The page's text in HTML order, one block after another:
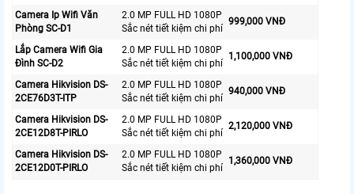
Camera Ip Wifi Văn
Phòng SC-D1
2.0 MP FULL HD 1080P
Sắc nét tiết kiệm chi phí
999,000 VNĐ
Lắp Camera Wifi Gia
Đình SC-D2
2.0 MP FULL HD 1080P
Sắc nét tiết kiệm chi phí
1,100,000 VNĐ
Camera Hikvision DS-
2CE76D3T-ITP
2.0 MP FULL HD 1080P
Sắc nét tiết kiệm chi phí
940,000 VNĐ
Camera Hikvision DS-
2CE12D8T-PIRLO
2.0 MP FULL HD 1080P
Sắc nét tiết kiệm chi phí
2,120,000 VNĐ
Camera Hikvision DS-
2CE12D0T-PIRLO
2.0 MP FULL HD 1080P
Sắc nét tiết kiệm chi phí
1,360,000 VNĐ